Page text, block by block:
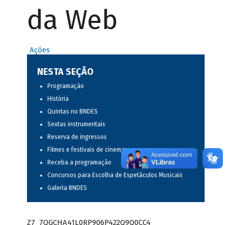
da Web
Ações
NESTA SEÇÃO
Programação
História
Quintas no BNDES
Sextas instrumentais
Reserva de ingressos
Filmes e festivais de cinema
Receba a programação
Concursos para Escolha de Espetáculos Musicais
Galeria BNDES
Z7_7QGCHA41L0RP906P422Q9Q0CC4